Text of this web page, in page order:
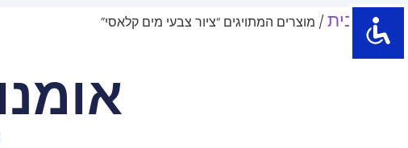
עמוד הבית / מוצרים המתויגים “ציור צבעי מים קלאסי”